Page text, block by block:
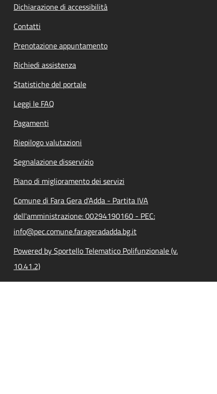
Dichiarazione di accessibilità
Contatti
Prenotazione appuntamento
Richiedi assistenza
Statistiche del portale
Leggi le FAQ
Pagamenti
Riepilogo valutazioni
Segnalazione disservizio
Piano di miglioramento dei servizi
Comune di Fara Gera d'Adda - Partita IVA
dell'amministrazione: 00294190160 - PEC:
info@pec.comune.farageradadda.bg.it
Powered by Sportello Telematico Polifunzionale (v.
10.41.2)